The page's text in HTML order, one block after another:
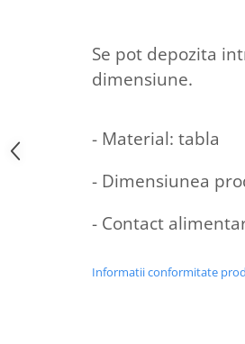
Se pot depozita
dimensiune.
- Material: tabla
- Dimensiunea
- Contact
Informatii conformitate